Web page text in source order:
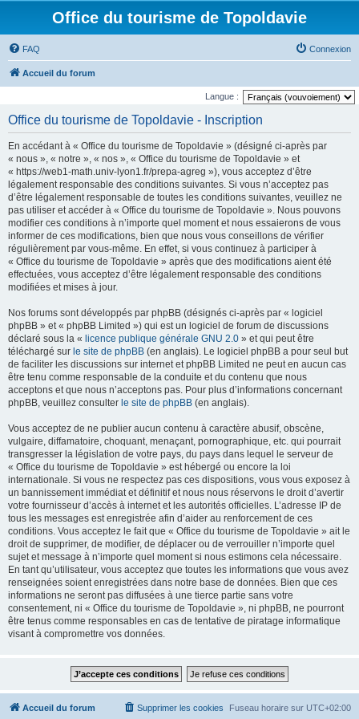
Office du tourisme de Topoldavie
FAQ Connexion
Accueil du forum
Langue :
Office du tourisme de Topoldavie - Inscription
En accédant à « Office du tourisme de Topoldavie » (désigné ci-après par
« nous », « notre », « nos », « Office du tourisme de Topoldavie » et
« https://web1-math.univ-lyon1.fr/prepa-agreg »), vous acceptez d’être
légalement responsable des conditions suivantes. Si vous n’acceptez pas
d’être légalement responsable de toutes les conditions suivantes, veuillez ne
pas utiliser et accéder à « Office du tourisme de Topoldavie ». Nous pouvons
modifier ces conditions à n’importe quel moment et nous essaierons de vous
informer de ces modifications, bien que nous vous conseillons de vérifier
régulièrement par vous-même. En effet, si vous continuez à participer à
« Office du tourisme de Topoldavie » après que des modifications aient été
effectuées, vous acceptez d’être légalement responsable des conditions
modifiées et mises à jour.
Nos forums sont développés par phpBB (désignés ci-après par « logiciel
phpBB » et « phpBB Limited ») qui est un logiciel de forum de discussions
déclaré sous la « licence publique générale GNU 2.0 » et qui peut être
téléchargé sur le site de phpBB (en anglais). Le logiciel phpBB a pour seul but
de faciliter les discussions sur internet et phpBB Limited ne peut en aucun cas
être tenu comme responsable de la conduite et du contenu que nous
acceptons et que nous n’acceptons pas. Pour plus d’informations concernant
phpBB, veuillez consulter le site de phpBB (en anglais).
Vous acceptez de ne publier aucun contenu à caractère abusif, obscène,
vulgaire, diffamatoire, choquant, menaçant, pornographique, etc. qui pourrait
transgresser la législation de votre pays, du pays dans lequel le serveur de
« Office du tourisme de Topoldavie » est hébergé ou encore la loi
internationale. Si vous ne respectez pas ces dispositions, vous vous exposez à
un bannissement immédiat et définitif et nous nous réservons le droit d’avertir
votre fournisseur d’accès à internet et les autorités officielles. L’adresse IP de
tous les messages est enregistrée afin d’aider au renforcement de ces
conditions. Vous acceptez le fait que « Office du tourisme de Topoldavie » ait le
droit de supprimer, de modifier, de déplacer ou de verrouiller n’importe quel
sujet et message à n’importe quel moment si nous estimons cela nécessaire.
En tant qu’utilisateur, vous acceptez que toutes les informations que vous avez
renseignées soient enregistrées dans notre base de données. Bien que ces
informations ne seront pas diffusées à une tierce partie sans votre
consentement, ni « Office du tourisme de Topoldavie », ni phpBB, ne pourront
être tenus comme responsables en cas de tentative de piratage informatique
visant à compromettre vos données.
Accueil du forum Fuseau horaire sur UTC+02:00
Supprimer les cookies